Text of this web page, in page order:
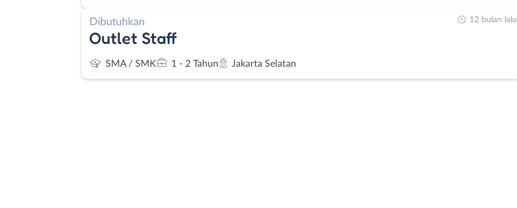
Dibutuhkan
Outlet Staff
SMA / SMK 1 - 2 Tahun Jakarta Selatan
12 bulan lalu